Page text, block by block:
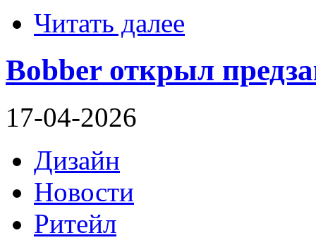
Читать далее
Bobber открыл
17-04-2026
Дизайн
Новости
Ритейл